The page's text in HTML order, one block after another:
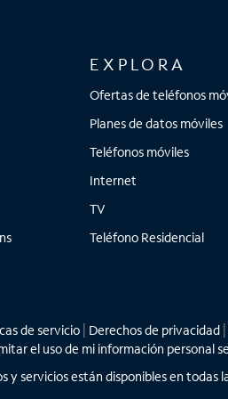
EXPLORA
Ofertas de teléfonos
Planes de datos móviles
Teléfonos móviles
Internet
TV
Teléfono Residencial
de servicio Derechos de privacidad
el uso de mi información personal
y servicios están disponibles en